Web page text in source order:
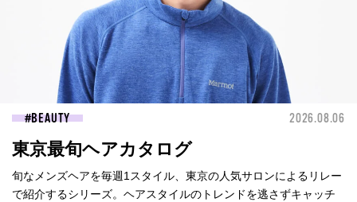
BEAUTY 2026.08.06
東京最旬ヘアカタログ
旬なメンズヘアを毎週1スタイル、東京の人気サロンによるリレー
で紹介するシリーズ。ヘアスタイルのトレンドを逃さずキャッチ